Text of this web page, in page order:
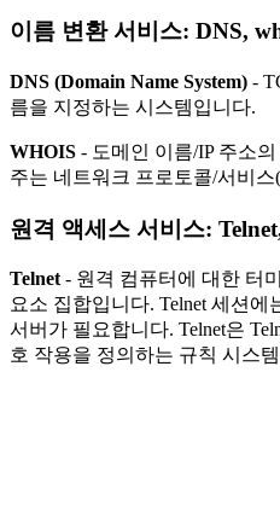
이름 변환 서비스: DNS,
DNS (Domain Name System) -
름을 지정하는 시스템입니다.
WHOIS - 도메인 이름/IP 주소
주는 네트워크 프로토콜/서비
원격 액세스 서비스:
Telnet- 원격 컴퓨터에 대한 터
요소 집합입니다. Telnet 세션에
서버가 필요합니다. Telnet은
호 작용을 정의하는 규칙 시스